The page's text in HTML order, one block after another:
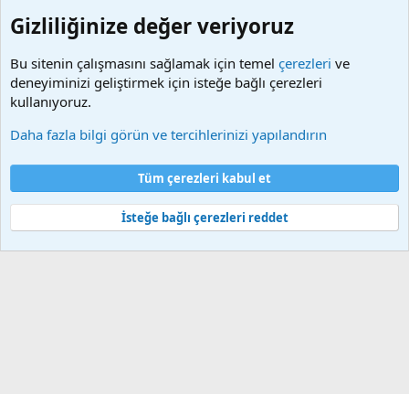
kaldırılacaktır. Sitemizde Bulunan Videolar YouTube,
alınmaktadır. Telif hakları sorumluluğu bu sitelere aittir.
Videoların hiç biri sunucularımızda bulunmamaktadır.
Şartlar ve kurallar Gizlilik politikası
Ana sayfa
Community platform by XenForo® © 2010-2025 XenForo Ltd.
Bu forum XenGenTr © 2014 - 2026 ürünleri ile desteklenmektedir
Gizliliğinize değer veriyoruz
Bu sitenin çalışmasını sağlamak için temel çerezleri ve
deneyiminizi geliştirmek için isteğe bağlı çerezleri
kullanıyoruz.
Daha fazla bilgi görün ve tercihlerinizi yapılandırın
Tüm çerezleri kabul et
İsteğe bağlı çerezleri reddet